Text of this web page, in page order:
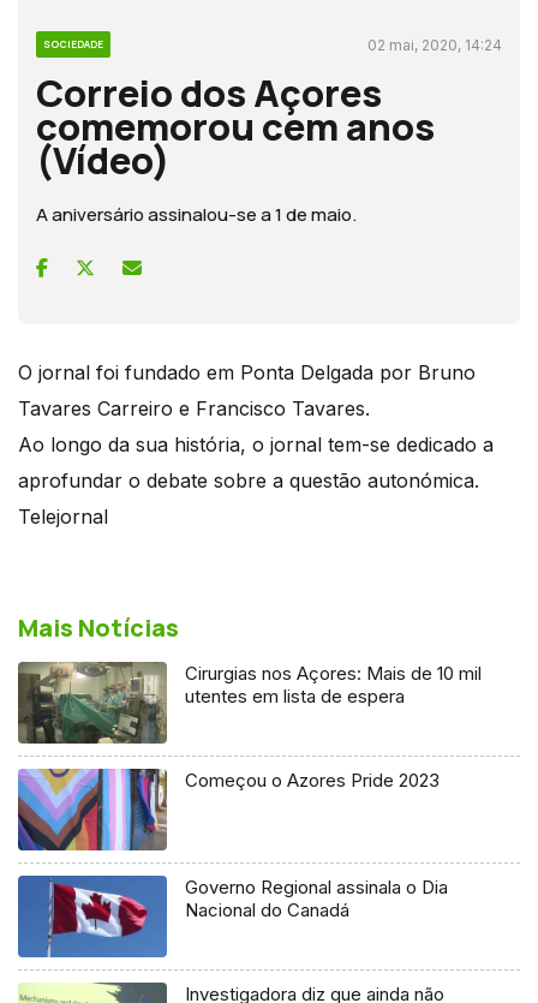
SOCIEDADE 02 mai, 2020, 14:24
Correio dos Açores
comemorou cem anos
(Vídeo)
A aniversário assinalou-se a 1 de maio.
O jornal foi fundado em Ponta Delgada por Bruno
Tavares Carreiro e Francisco Tavares.
Ao longo da sua história, o jornal tem-se dedicado a
aprofundar o debate sobre a questão autonómica.
Telejornal
Mais Notícias
Cirurgias nos Açores: Mais de 10 mil
utentes em lista de espera
Começou o Azores Pride 2023
Governo Regional assinala o Dia
Nacional do Canadá
Investigadora diz que ainda não